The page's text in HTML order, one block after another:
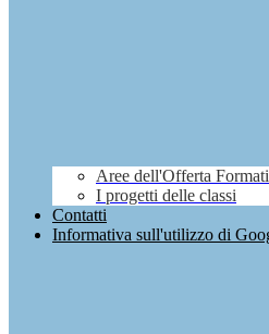
Aree dell'Offerta
I progetti delle classi
Contatti
Informativa sull'utilizzo di